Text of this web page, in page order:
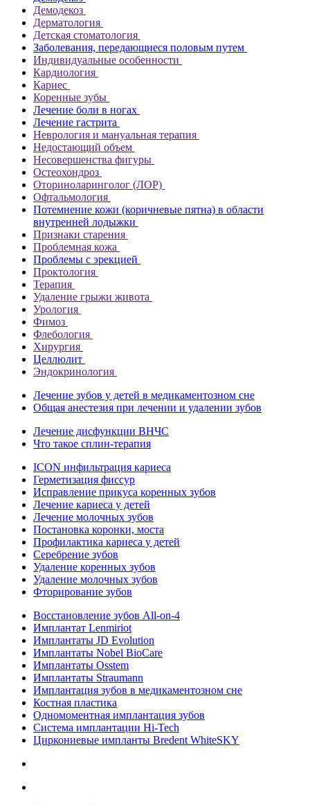
Демодекоз
Дерматология
Детская стоматология
Заболевания, передающиеся половым путем
Индивидуальные особенности
Кардиология
Кариес
Коренные зубы
Лечение боли в ногах
Лечение гастрита
Неврология и мануальная терапия
Недостающий объем
Несовершенства фигуры
Остеохондроз
Оториноларинголог (ЛОР)
Офтальмология
Потемнение кожи (коричневые пятна) в области
внутренней лодыжки
Признаки старения
Проблемная кожа
Проблемы с эрекцией
Проктология
Терапия
Удаление грыжи живота
Урология
Фимоз
Флебология
Хирургия
Целлюлит
Эндокринология
Лечение зубов у детей в медикаментозном сне
Общая анестезия при лечении и удалении зубов
Лечение дисфункции ВНЧС
Что такое сплин-терапия
ICON инфильтрация кариеса
Герметизация фиссур
Исправление прикуса коренных зубов
Лечение кариеса у детей
Лечение молочных зубов
Постановка коронки, моста
Профилактика кариеса у детей
Серебрение зубов
Удаление коренных зубов
Удаление молочных зубов
Фторирование зубов
Восстановление зубов All‑on‑4
Имплантат Lenmiriot
Имплантаты JD Evolution
Имплантаты Nobel BioСare
Имплантаты Osstem
Имплантаты Straumann
Имплантация зубов в медикаментозном сне
Костная пластика
Одномоментная имплантация зубов
Система имплантации Hi-Tech
Циркониевые импланты Bredent WhiteSKY